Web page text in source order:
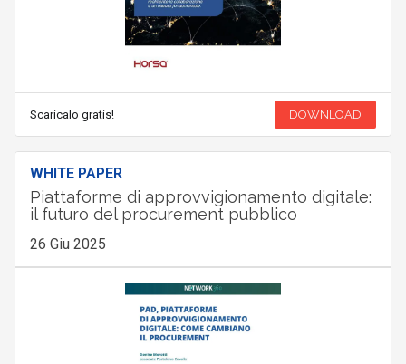
Scaricalo gratis! DOWNLOAD
WHITE PAPER
Piattaforme di approvvigionamento digitale:
il futuro del procurement pubblico
26 Giu 2025